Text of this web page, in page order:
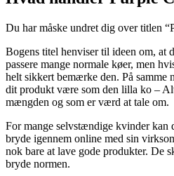
Du har måske undret dig over titlen
Bogens titel henviser til ideen om, at
passere mange normale køer, men
helt sikkert bemærke den. På samme
dit produkt være som den lilla ko –
mængden og som er værd at tale om.
For mange selvstændige kvinder kan
bryde igennem online med sin
nok bare at lave gode produkter. De
bryde normen.